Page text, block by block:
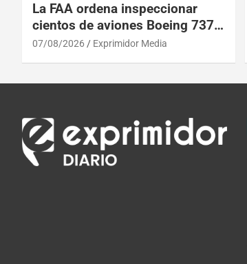
La FAA ordena inspeccionar
cientos de aviones Boeing 737
Max por posibles grietas
07/08/2026 Exprimidor Media